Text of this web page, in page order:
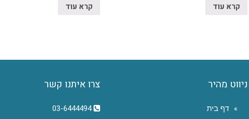
קרא עוד קרא עוד
ניווט מהיר
דף בית
צרו איתנו קשר
03-6444494